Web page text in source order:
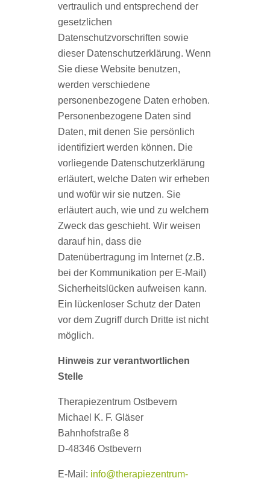
vertraulich und entsprechend der
gesetzlichen
Datenschutzvorschriften sowie
dieser Datenschutzerklärung. Wenn
Sie diese Website benutzen,
werden verschiedene
personenbezogene Daten erhoben.
Personenbezogene Daten sind
Daten, mit denen Sie persönlich
identiﬁziert werden können. Die
vorliegende Datenschutzerklärung
erläutert, welche Daten wir erheben
und wofür wir sie nutzen. Sie
erläutert auch, wie und zu welchem
Zweck das geschieht. Wir weisen
darauf hin, dass die
Datenübertragung im Internet (z.B.
bei der Kommunikation per E-Mail)
Sicherheitslücken aufweisen kann.
Ein lückenloser Schutz der Daten
vor dem Zugriff durch Dritte ist nicht
möglich.
Hinweis zur verantwortlichen
Stelle
Therapiezentrum Ostbevern
Michael K. F. Gläser
Bahnhofstraße 8
D-48346 Ostbevern
E-Mail: info@therapiezentrum-